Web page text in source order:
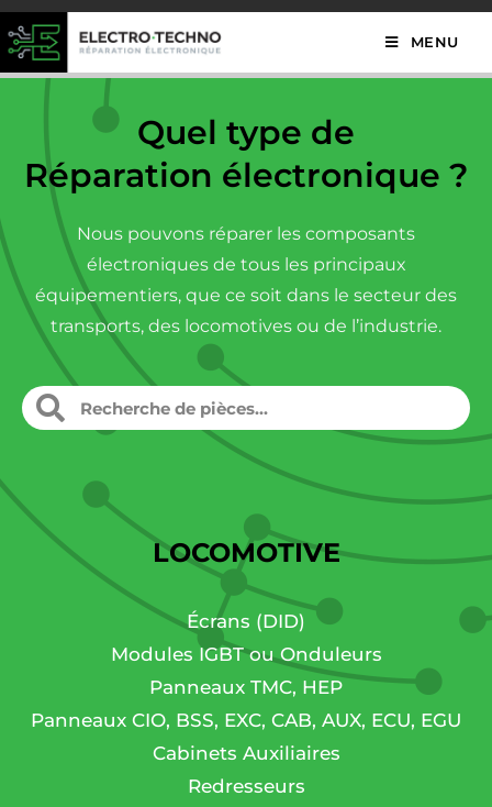
MENU
Quel type de
Réparation électronique ?
Nous pouvons réparer les composants
électroniques de tous les principaux
équipementiers, que ce soit dans le secteur des
transports, des locomotives ou de l’industrie.
LOCOMOTIVE
Écrans (DID)
Modules IGBT ou Onduleurs
Panneaux TMC, HEP
Panneaux CIO, BSS, EXC, CAB, AUX, ECU, EGU
Cabinets Auxiliaires
Redresseurs